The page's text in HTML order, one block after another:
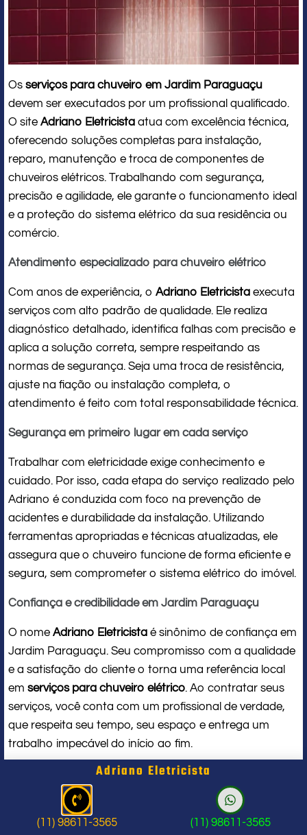
Os serviços para chuveiro em Jardim Paraguaçu
devem ser executados por um profissional qualificado.
O site Adriano Eletricista atua com excelência técnica,
oferecendo soluções completas para instalação,
reparo, manutenção e troca de componentes de
chuveiros elétricos. Trabalhando com segurança,
precisão e agilidade, ele garante o funcionamento ideal
e a proteção do sistema elétrico da sua residência ou
comércio.
Atendimento especializado para chuveiro elétrico
Com anos de experiência, o Adriano Eletricista executa
serviços com alto padrão de qualidade. Ele realiza
diagnóstico detalhado, identifica falhas com precisão e
aplica a solução correta, sempre respeitando as
normas de segurança. Seja uma troca de resistência,
ajuste na fiação ou instalação completa, o
atendimento é feito com total responsabilidade técnica.
Segurança em primeiro lugar em cada serviço
Trabalhar com eletricidade exige conhecimento e
cuidado. Por isso, cada etapa do serviço realizado pelo
Adriano é conduzida com foco na prevenção de
acidentes e durabilidade da instalação. Utilizando
ferramentas apropriadas e técnicas atualizadas, ele
assegura que o chuveiro funcione de forma eficiente e
segura, sem comprometer o sistema elétrico do imóvel.
Confiança e credibilidade em Jardim Paraguaçu
O nome Adriano Eletricista é sinônimo de confiança em
Jardim Paraguaçu. Seu compromisso com a qualidade
e a satisfação do cliente o torna uma referência local
em serviços para chuveiro elétrico. Ao contratar seus
serviços, você conta com um profissional de verdade,
que respeita seu tempo, seu espaço e entrega um
trabalho impecável do início ao fim.
Problema com chuveiro: sinais que
indicam a hora de chamar um
profissional
Adriano Eletricista
(11) 98611-3565 (11) 98611-3565